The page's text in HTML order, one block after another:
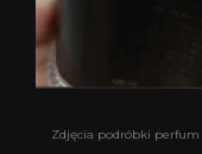
Zdjęcia podróbki perfum